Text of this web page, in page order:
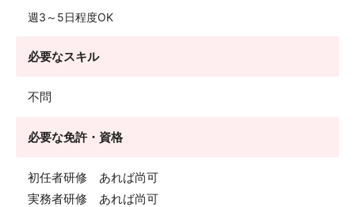
週3～5日程度OK
必要なスキル
不問
必要な免許・資格
初任者研修 あれば尚可
実務者研修 あれば尚可